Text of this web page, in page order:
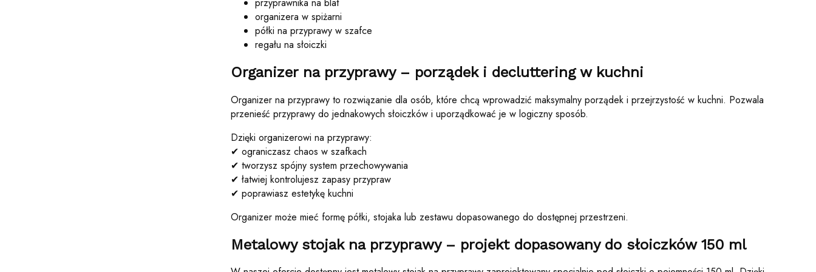
organizera w spiżarni
półki na przyprawy w szafce
regału na słoiczki
Organizer na przyprawy – porządek i decluttering w kuchni
Organizer na przyprawy to rozwiązanie dla osób, które chcą wprowadzić maksymalny porządek i przejrzystość w kuchni. Pozwala
przenieść przyprawy do jednakowych słoiczków i uporządkować je w logiczny sposób.
Dzięki organizerowi na przyprawy:
✔ ograniczasz chaos w szafkach
✔ tworzysz spójny system przechowywania
✔ łatwiej kontrolujesz zapasy przypraw
✔ poprawiasz estetykę kuchni
Organizer może mieć formę półki, stojaka lub zestawu dopasowanego do dostępnej przestrzeni.
Metalowy stojak na przyprawy – projekt dopasowany do słoiczków 150 ml